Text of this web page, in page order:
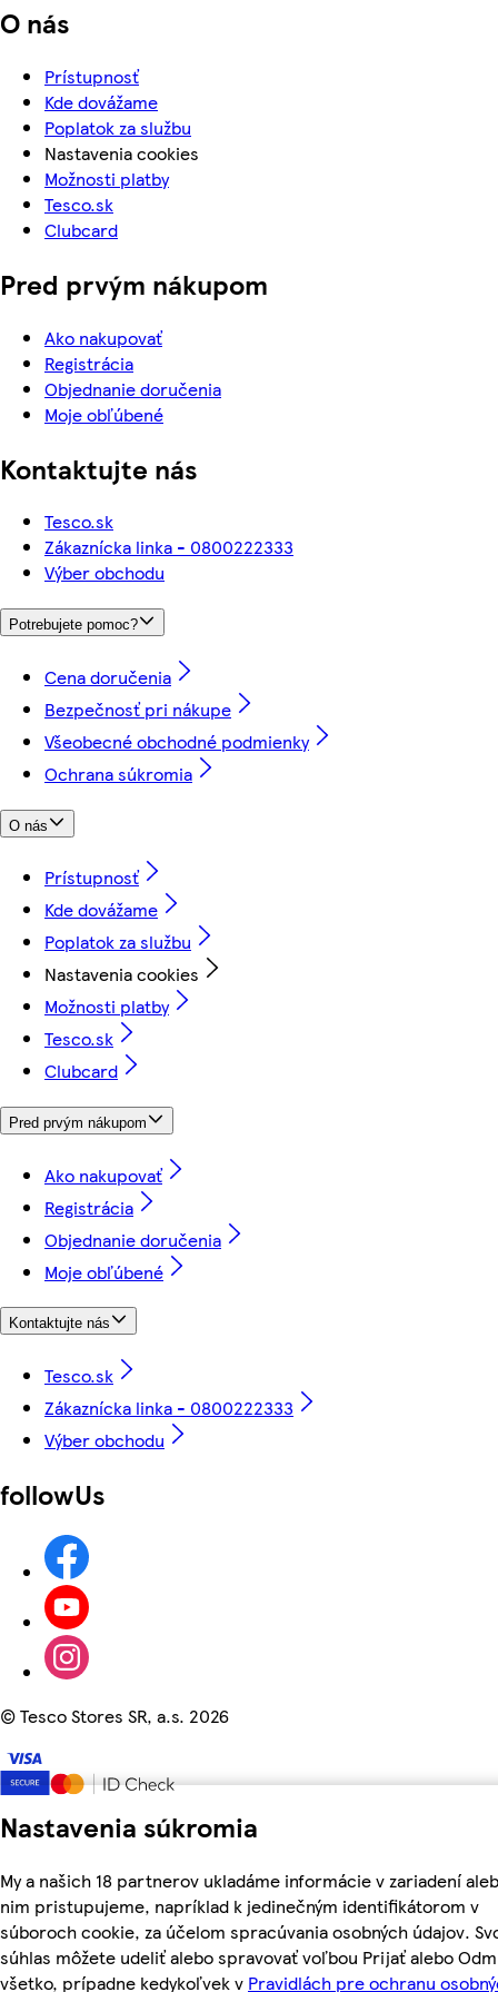
Nastavenia súkromia
My a našich 18 partnerov ukladáme informácie v zariadení
nim pristupujeme, napríklad k jedinečným identifikátorom v
súboroch cookie, za účelom spracúvania osobných údajov.
súhlas môžete udeliť alebo spravovať voľbou Prijať alebo
všetko, prípadne kedykoľvek v Pravidlách pre ochranu
O nás
Prístupnosť
Kde dovážame
Poplatok za službu
Nastavenia cookies
Možnosti platby
Tesco.sk
Clubcard
Pred prvým nákupom
Ako nakupovať
Registrácia
Objednanie doručenia
Moje obľúbené
Kontaktujte nás
Tesco.sk
Zákaznícka linka - 0800222333
Výber obchodu
Potrebujete pomoc?
Cena doručenia
Bezpečnosť pri nákupe
Všeobecné obchodné podmienky
Ochrana súkromia
O nás
Prístupnosť
Kde dovážame
Poplatok za službu
Nastavenia cookies
Možnosti platby
Tesco.sk
Clubcard
Pred prvým nákupom
Ako nakupovať
Registrácia
Objednanie doručenia
Moje obľúbené
Kontaktujte nás
Tesco.sk
Zákaznícka linka - 0800222333
Výber obchodu
followUs
©Tesco Stores SR, a.s. 2026